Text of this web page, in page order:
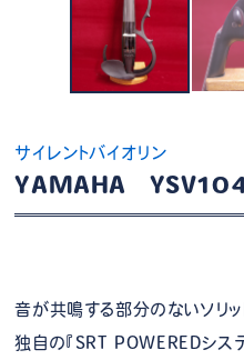
サイレントバイオリン
YAMAHA
音が共鳴する部分のないソリッ
独自の『SRT POWEREDシス